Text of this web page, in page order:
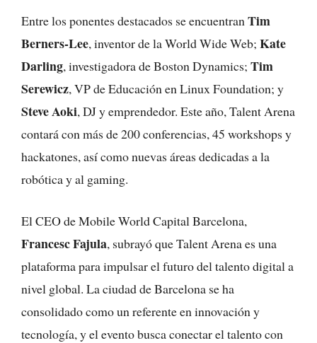
Entre los ponentes destacados se encuentranTim
Berners-Lee, inventor de la World Wide Web; Kate
Darling, investigadora de Boston Dynamics; Tim
Serewicz, VP de Educación en Linux Foundation; y
Steve Aoki, DJ y emprendedor. Este año, Talent Arena
contará con más de 200 conferencias, 45 workshops y
hackatones, así como nuevas áreas dedicadas a la
robótica y al gaming.
El CEO de Mobile World Capital Barcelona,
Francesc Fajula, subrayó que Talent Arena es una
plataforma para impulsar el futuro del talento digital a
nivel global. La ciudad de Barcelona se ha
consolidado como un referente en innovación y
tecnología, y el evento busca conectar el talento con